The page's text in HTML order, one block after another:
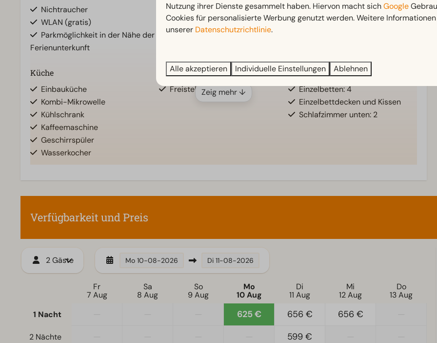
Nichtraucher
WLAN (gratis)
Parkmöglichkeit in der Nähe der
Ferienunterkunft
Badezimmer unten: 1
Dusche
Sonnenschirm
Terrasse
Küche
Einbauküche
Kombi-Mikrowelle
Kühlschrank
Kaffeemaschine
Geschirrspüler
Wasserkocher
Standort
Freistehend
Schlafzimmer
Einzelbetten: 4
Einzelbettdecken und Kissen
Schlafzimmer unten: 2
Ebenerdig
Fernseher
Zeig mehr ↓
Verfügbarkeit und Preis
2 Gäste Mo 10-08-2026 Di 11-08-2026
Fr
7 Aug
Sa
8 Aug
So
9 Aug
Mo
10 Aug
Di
11 Aug
Mi
12 Aug
Do
13 Aug
1 Nacht
625 € 656 € 656 €
2 Nächte 599 €
Nutzung ihrer Dienste gesammelt haben. Hiervon macht sichGoogle
Cookies für personalisierte Werbung genutzt werden. Weitere
unserer Datenschutzrichtlinie.
Alle akzeptieren Individuelle Einstellungen Ablehnen